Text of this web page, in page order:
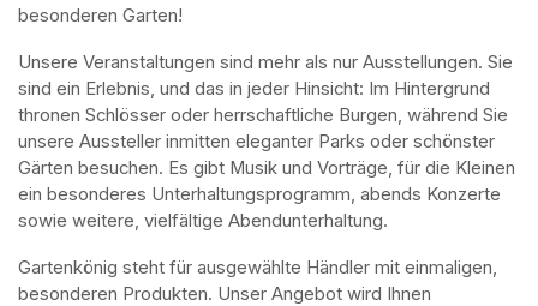
besonderen Garten!
Unsere Veranstaltungen sind mehr als nur Ausstellungen. Sie
sind ein Erlebnis, und das in jeder Hinsicht: Im Hintergrund
thronen Schlösser oder herrschaftliche Burgen, während Sie
unsere Aussteller inmitten eleganter Parks oder schönster
Gärten besuchen. Es gibt Musik und Vorträge, für die Kleinen
ein besonderes Unterhaltungsprogramm, abends Konzerte
sowie weitere, vielfältige Abendunterhaltung.
Gartenkönig steht für ausgewählte Händler mit einmaligen,
besonderen Produkten. Unser Angebot wird Ihnen